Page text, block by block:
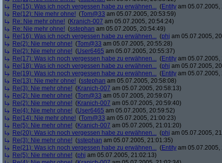
Re(15): Was ich noch vergessen habe zu erwähnen... (Entity am 05.07.2005,
Re(12): Nie mehr ohne! (Tom@33 am 05.07.2005, 20:53:59)
Re: Nie mehr ohne! (Kranich-007 am 05.07.2005, 20:54:24)
Re: Nie mehr ohne! (sstephan am 05.07.2005, 20:54:49)
Re(16): Was ich noch vergessen habe zu erwähnen... (phj am 05.07.2005,
Re(2): Nie mehr ohne! (Tom@33 am 05.07.2005, 20:55:28)
Re(2): Nie mehr ohne! (User6465 am 05.07.2005, 20:55:37)
Re(17): Was ich noch vergessen habe zu erwähnen... (Entity am 05.07.2005,
Re(18): Was ich noch vergessen habe zu erwähnen... (phj am 05.07.2005,
Re(19): Was ich noch vergessen habe zu erwähnen... (Entity am 05.07.2005,
Re(13): Nie mehr ohne! (sstephan am 05.07.2005, 20:58:08)
Re(3): Nie mehr ohne! (Kranich-007 am 05.07.2005, 20:58:13)
Re(2): Nie mehr ohne! (Tom@33 am 05.07.2005, 20:59:07)
Re(2): Nie mehr ohne! (Kranich-007 am 05.07.2005, 20:59:40)
Re(4): Nie mehr ohne! (User6465 am 05.07.2005, 20:59:52)
Re(14): Nie mehr ohne! (Tom@33 am 05.07.2005, 21:00:23)
Re(5): Nie mehr ohne! (Kranich-007 am 05.07.2005, 21:01:20)
Re(20): Was ich noch vergessen habe zu erwähnen... (phj am 05.07.2005,
Re(3): Nie mehr ohne! (sstephan am 05.07.2005, 21:01:35)
Re(21): Was ich noch vergessen habe zu erwähnen... (Entity am 05.07.2005,
Re(5): Nie mehr ohne! (phj am 05.07.2005, 21:02:13)